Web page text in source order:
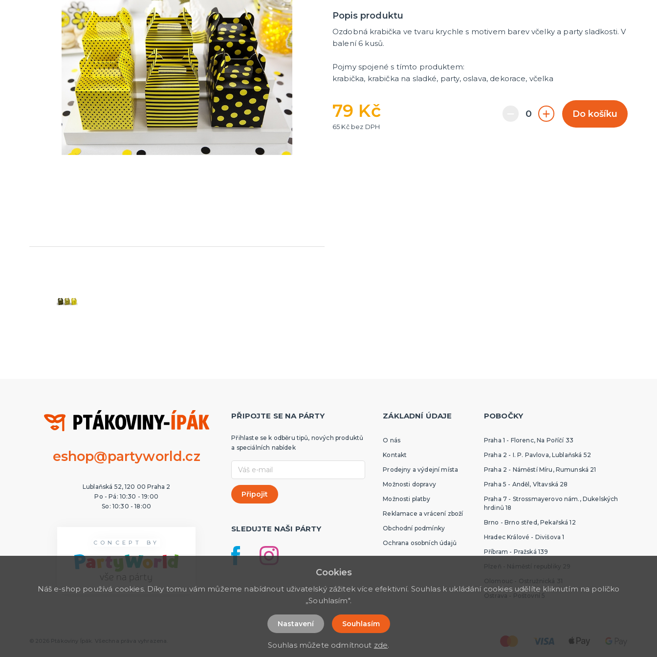
Popis produktu
Ozdobná krabička ve tvaru krychle s motivem barev včelky a party sladkosti. V
balení 6 kusů.
Pojmy spojené s tímto produktem:
krabička, krabička na sladké, party, oslava, dekorace, včelka
79 Kč
65 Kč bez DPH
Do košíku
eshop@partyworld.cz
Lublaňská 52, 120 00 Praha 2
Po - Pá: 10:30 - 19:00
So: 10:30 - 18:00
CONCEPT BY
PŘIPOJTE SE NA PÁRTY
Přihlaste se k odběru tipů, nových produktů
a speciálních nabídek
SLEDUJTE NAŠI PÁRTY
ZÁKLADNÍ ÚDAJE
O nás
Kontakt
Prodejny a výdejní místa
Možnosti dopravy
Možnosti platby
Reklamace a vrácení zboží
Obchodní podmínky
Ochrana osobních údajů
POBOČKY
Praha 1 - Florenc, Na Poříčí 33
Praha 2 - I. P. Pavlova, Lublaňská 52
Praha 2 - Náměstí Míru, Rumunská 21
Praha 5 - Anděl, Vltavská 28
Praha 7 - Strossmayerovo nám., Dukelských
hrdinů 18
Brno - Brno střed, Pekařská 12
Hradec Králové - Divišova 1
Příbram - Pražská 139
Plzeň - Náměstí republiky 29
Olomouc - Ostružnická 31
Ostrava - Poštovní 5
© 2026 Ptákoviny Ípák. Všechna práva vyhrazena.
Cookies
Náš e-shop používá cookies. Díky tomu vám můžeme nabídnout uživatelský zážitek více efektivní. Souhlas k ukládání cookies udělíte kliknutím na políčko
„Souhlasím".
Nastavení Souhlasím
Souhlas můžete odmítnout zde.